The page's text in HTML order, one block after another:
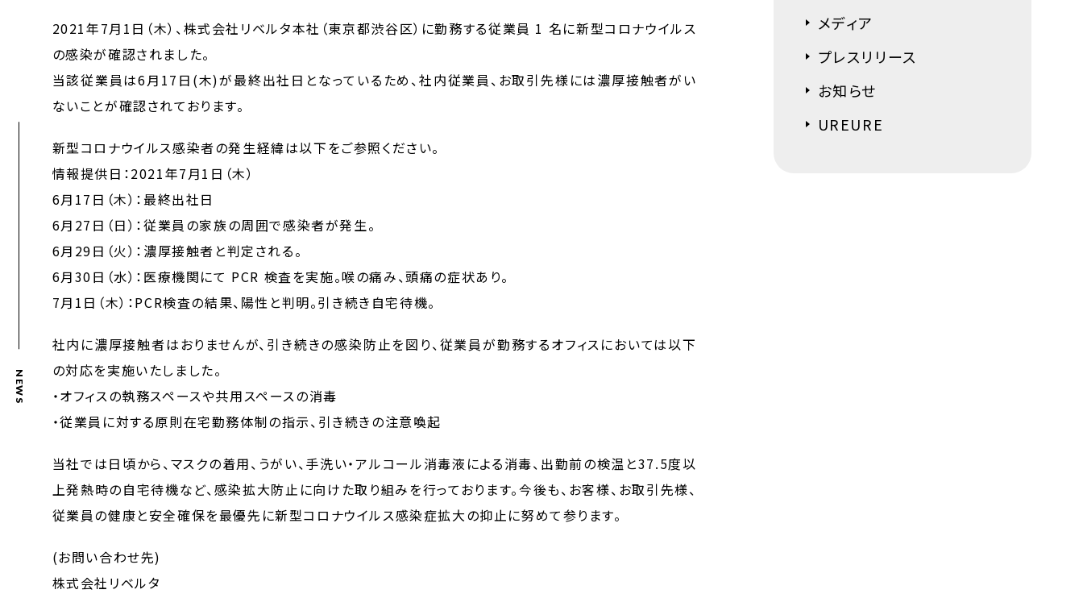
NEWS
2021年7月1日（木）、株式会社リベルタ本社（東京都渋谷区）に勤務する従業員 1 名に新型コロナウイルス
の感染が確認されました。
当該従業員は6月17日(木)が最終出社日となっているため、社内従業員、お取引先様には濃厚接触者がい
ないことが確認されております。
新型コロナウイルス感染者の発生経緯は以下をご参照ください。
情報提供日：2021年7月1日（木）
6月17日（木）：最終出社日
6月27日（日）：従業員の家族の周囲で感染者が発生。
6月29日（火）：濃厚接触者と判定される。
6月30日（水）：医療機関にて PCR 検査を実施。喉の痛み、頭痛の症状あり。
7月1日（木）：PCR検査の結果、陽性と判明。引き続き自宅待機。
社内に濃厚接触者はおりませんが、引き続きの感染防止を図り、従業員が勤務するオフィスにおいては以下
の対応を実施いたしました。
・オフィスの執務スペースや共用スペースの消毒
・従業員に対する原則在宅勤務体制の指示、引き続きの注意喚起
当社では日頃から、マスクの着用、うがい、手洗い・アルコール消毒液による消毒、出勤前の検温と37.5度以
上発熱時の自宅待機など、感染拡大防止に向けた取り組みを行っております。今後も、お客様、お取引先様、
従業員の健康と安全確保を最優先に新型コロナウイルス感染症拡大の抑止に努めて参ります。
(お問い合わせ先)
株式会社リベルタ
メディア
プレスリリース
お知らせ
UREURE